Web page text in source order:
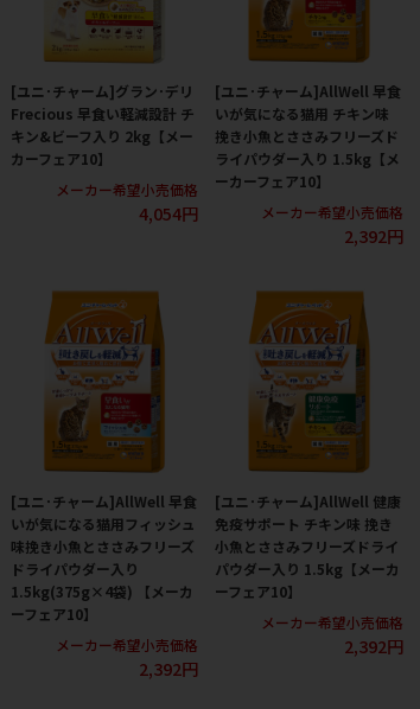
[ユニ･チャーム]グラン･デリ
Frecious 早食い軽減設計 チ
キン&ビーフ入り 2kg【メー
カーフェア10】
メーカー希望小売価格
4,054円
[ユニ･チャーム]AllWell 早食
いが気になる猫用 チキン味
挽き小魚とささみフリーズド
ライパウダー入り 1.5kg【メ
ーカーフェア10】
メーカー希望小売価格
2,392円
[ユニ･チャーム]AllWell 早食
いが気になる猫用フィッシュ
味挽き小魚とささみフリーズ
ドライパウダー入り
1.5kg(375g×4袋) 【メーカ
ーフェア10】
メーカー希望小売価格
2,392円
[ユニ･チャーム]AllWell 健康
免疫サポート チキン味 挽き
小魚とささみフリーズドライ
パウダー入り 1.5kg【メーカ
ーフェア10】
メーカー希望小売価格
2,392円